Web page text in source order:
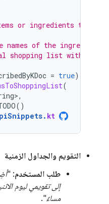
or ingredients to the
names of the
shopping list with new
= true)
(
,
()
. kt
التقويم والجداول الزمنية
طلب المستخدم: "
مساءً".